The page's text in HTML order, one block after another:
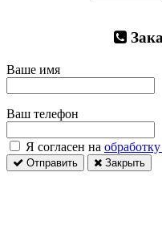
Ваше имя
Ваш телефон
Я согласен на
Отправить Закрыть